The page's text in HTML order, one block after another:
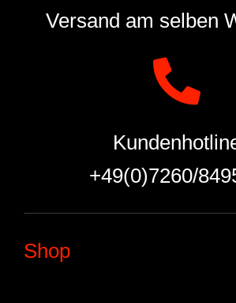
Versand am selben
+49(0)7260/
Shop